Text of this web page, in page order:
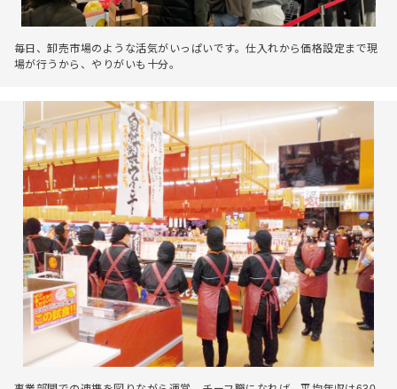
毎日、卸売市場のような活気がいっぱいです。仕入れから価格設定まで現
場が行うから、やりがいも十分。